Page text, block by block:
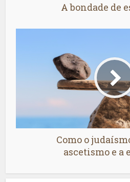
A bondade de
Como o
ascetismo e a